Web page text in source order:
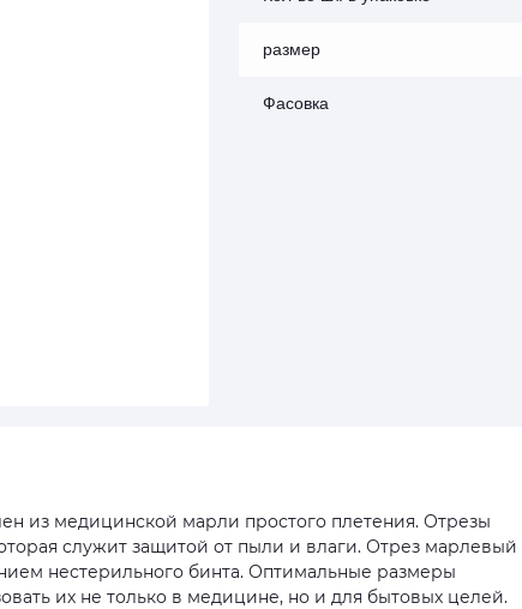
размер
Фасовка
медицинской марли простого плетения. Отрезы
служит защитой от пыли и влаги. Отрез марлевый
нестерильного бинта. Оптимальные размеры
их не только в медицине, но и для бытовых целей.